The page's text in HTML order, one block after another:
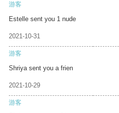
游客
Estelle sent you 1 nude
2021-10-31
游客
Shriya sent you a frien
2021-10-29
游客